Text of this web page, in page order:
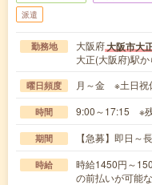
派遣
勤務地 大阪府大阪市大
大正(大阪府)駅
曜日頻度 月～金 ※土日祝
時間 9:00～17:15 ※残
期間 【急募】即日～
時給
時給1450円～
の前払いが可能